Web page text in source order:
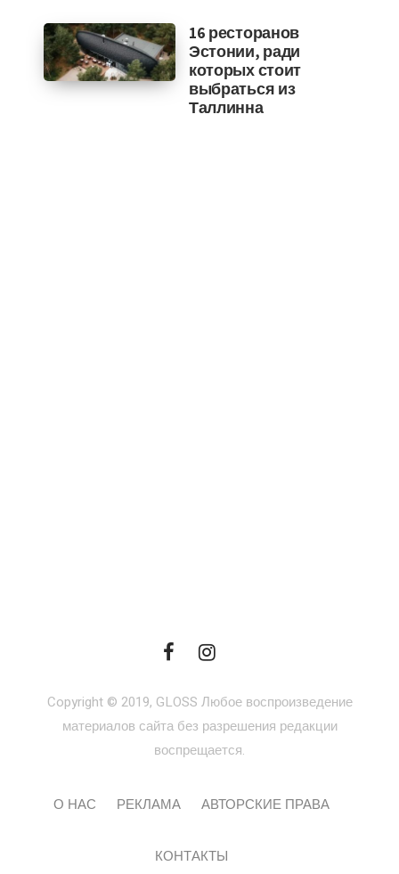
16 ресторанов
Эстонии, ради
которых стоит
выбраться из
Таллинна
Copyright © 2019, GLOSS Любое воспроизведение
материалов сайта без разрешения редакции
воспрещается.
О НАС РЕКЛАМА АВТОРСКИЕ ПРАВА
КОНТАКТЫ